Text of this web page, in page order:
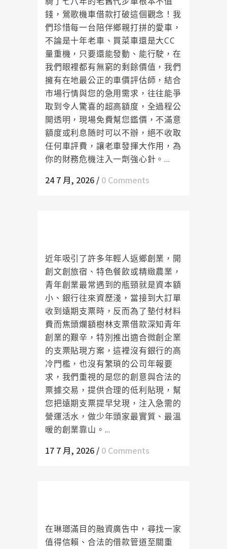
錢，鶯歌機車借款打破這個觀念！我
們珍惜每一台陪伴鄉親打拼的愛車，
不論是十年老車、買菜車還是大CC
量重機，只要還能發動、能行駛，在
我們眼裡都有無窮的剩餘價值，我們
擁有在地最公正的車價評估師，結合
市場行情與您的急用需求，往往能爭
取到令人驚喜的超高額度，全過程公
開透明，現場免費幫您鑑價，不滿意
額度或利息随时可以不辦，絕不收取
任何車評費，讓老車發揮大作用，為
你的財務危機注入一劑強心針。...
24 7 月, 2026 / 0 Comments
近年吸引了許多年輕人返鄉創業，開
創文創旅宿、特色餐飲或精緻農業，
青年創業最常遇到的瓶頸就是資本額
小、銀行往來資歷淺，當接到大訂單
收到遠期支票時，反而為了墊付材料
費而焦頭爛額樹林支票借款深知青年
創業的艱辛，特別推出適合微創企業
的支票貼現方案，這裡沒有銀行的高
冷門檻，也沒有繁瑣的公司年報要
求，我們重視的是您的創意與合法的
票據交易，提供合理的低利貼現，幫
您把遠期支票提早兌現，注入急需的
營運活水，做少年頭家最實質、最溫
暖的創業靠山。...
17 7 月, 2026 / 0 Comments
在琳瑯滿目的融資廣告中，尋找一家
值得信賴、合法的借款管道至關重